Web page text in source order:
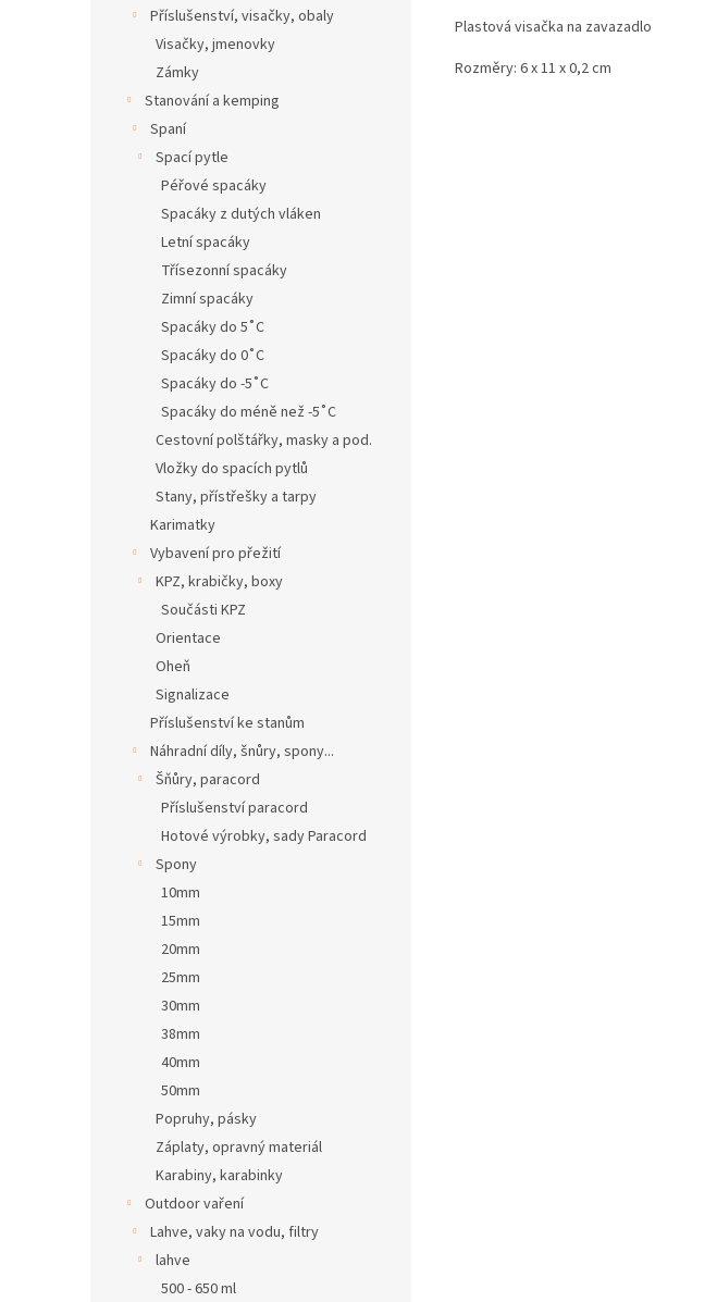
Příslušenství, visačky, obaly
Visačky, jmenovky
Zámky
Stanování a kemping
Spaní
Spací pytle
Péřové spacáky
Spacáky z dutých vláken
Letní spacáky
Třísezonní spacáky
Zimní spacáky
Spacáky do 5˚C
Spacáky do 0˚C
Spacáky do -5˚C
Spacáky do méně než -5˚C
Cestovní polštářky, masky a pod.
Vložky do spacích pytlů
Stany, přístřešky a tarpy
Karimatky
Vybavení pro přežití
KPZ, krabičky, boxy
Součásti KPZ
Orientace
Oheň
Signalizace
Příslušenství ke stanům
Náhradní díly, šnůry, spony...
Šňůry, paracord
Příslušenství paracord
Hotové výrobky, sady Paracord
Spony
10mm
15mm
20mm
25mm
30mm
38mm
40mm
50mm
Popruhy, pásky
Záplaty, opravný materiál
Karabiny, karabinky
Outdoor vaření
Lahve, vaky na vodu, filtry
lahve
500 - 650 ml
Plastová visačka na zavazadlo
Rozměry: 6 x 11 x 0,2 cm